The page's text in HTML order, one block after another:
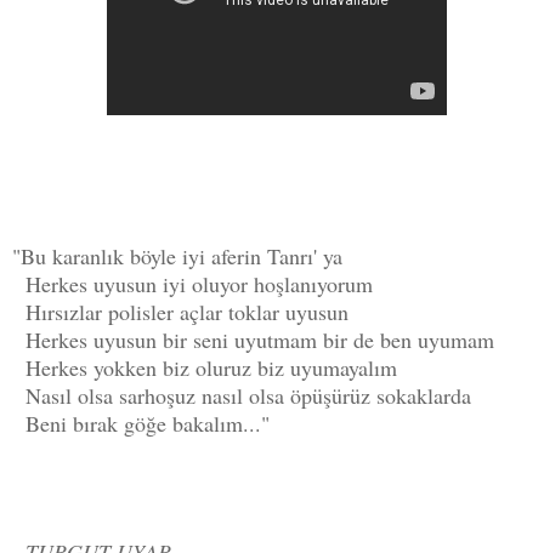
"Bu karanlık böyle iyi aferin Tanrı' ya
Herkes uyusun iyi oluyor hoşlanıyorum
Hırsızlar polisler açlar toklar uyusun
Herkes uyusun bir seni uyutmam bir de ben uyumam
Herkes yokken biz oluruz biz uyumayalım
Nasıl olsa sarhoşuz nasıl olsa öpüşürüz sokaklarda
Beni bırak göğe bakalım..."